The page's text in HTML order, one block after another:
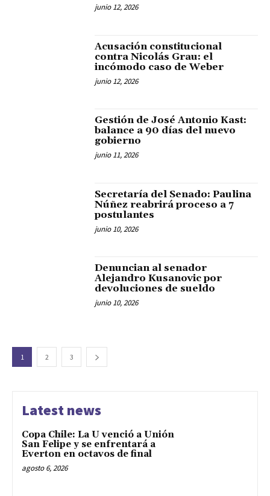
junio 12, 2026
Acusación constitucional
contra Nicolás Grau: el
incómodo caso de Weber
junio 12, 2026
Gestión de José Antonio Kast:
balance a 90 días del nuevo
gobierno
junio 11, 2026
Secretaría del Senado: Paulina
Núñez reabrirá proceso a 7
postulantes
junio 10, 2026
Denuncian al senador
Alejandro Kusanovic por
devoluciones de sueldo
junio 10, 2026
1 2 3
Latest news
Copa Chile: La U venció a Unión
San Felipe y se enfrentará a
Everton en octavos de final
agosto 6, 2026